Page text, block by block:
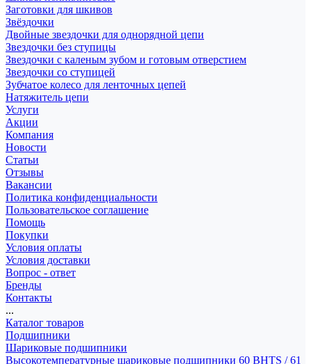
Заготовки для шкивов
Звёздочки
Двойные звездочки для однорядной цепи
Звездочки без ступицы
Звездочки с каленым зубом и готовым отверстием
Звездочки со ступицей
Зубчатое колесо для ленточных цепей
Натяжитель цепи
Услуги
Акции
Компания
Новости
Статьи
Отзывы
Вакансии
Политика конфиденциальности
Пользовательское соглашение
Помощь
Покупки
Условия оплаты
Условия доставки
Вопрос - ответ
Бренды
Контакты
...
Каталог товаров
Подшипники
Шариковые подшипники
Высокотемпературные шариковые подшипники 60 BHTS / 61